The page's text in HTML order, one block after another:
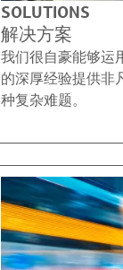
SOLUTIONS
解决方案
我们很自豪能够运
的深厚经验提供非
种复杂难题。